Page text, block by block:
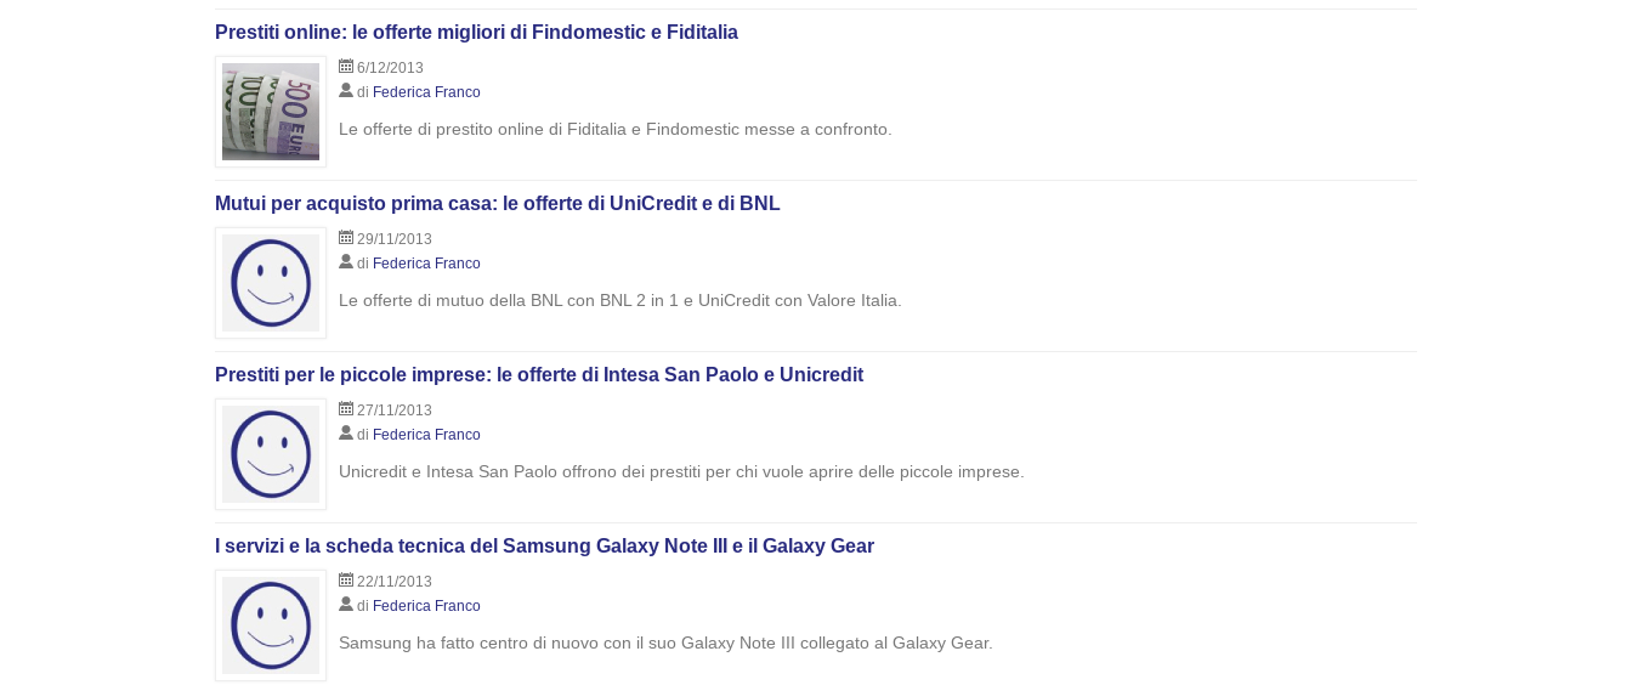
Prestiti online: le offerte migliori di Findomestic e Fiditalia
6/12/2013
di Federica Franco
Le offerte di prestito online di Fiditalia e Findomestic messe a confronto.
Mutui per acquisto prima casa: le offerte di UniCredit e di BNL
29/11/2013
di Federica Franco
Le offerte di mutuo della BNL con BNL 2 in 1 e UniCredit con Valore Italia.
Prestiti per le piccole imprese: le offerte di Intesa San Paolo e Unicredit
27/11/2013
di Federica Franco
Unicredit e Intesa San Paolo offrono dei prestiti per chi vuole aprire delle piccole imprese.
I servizi e la scheda tecnica del Samsung Galaxy Note III e il Galaxy Gear
22/11/2013
di Federica Franco
Samsung ha fatto centro di nuovo con il suo Galaxy Note III collegato al Galaxy Gear.